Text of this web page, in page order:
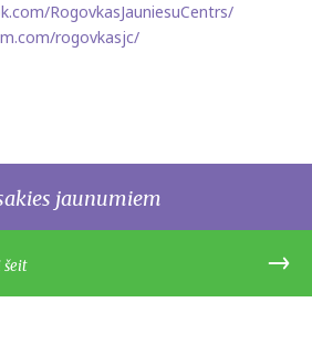
RogovkasJauniesuCentrs/
rogovkasjc/
jaunumiem